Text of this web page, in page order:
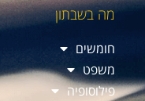
מה בשבתון
חומשים
משפט
פילוסופיה